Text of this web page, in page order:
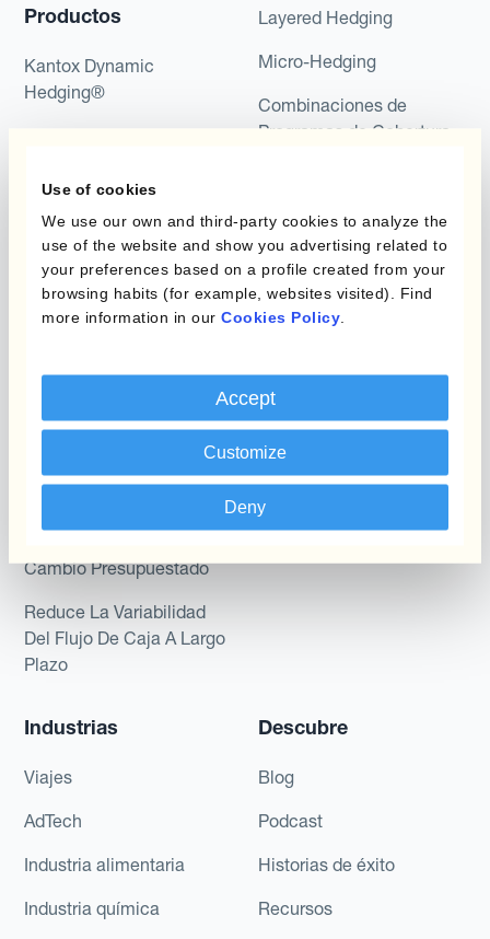
Use of cookies
We use our own and third-party cookies to analyze the
use of the website and show you advertising related to
your preferences based on a profile created from your
browsing habits (for example, websites visited). Find
more information in our Cookies Policy
Accept
Customize
Deny
Productos
Kantox Dynamic
Hedging®
Dynamic Pricing
Payments & Collections
pérdidas cambiarias
Proteger Los Márgenes
Cambio Presupuestado
Reduce La Variabilidad
Del Flujo De Caja A Largo
Plazo
Layered Hedging
Micro-Hedging
Combinaciones de
Programas de Cobertura
Kantox para Directores
Financieros
Kantox para Tesoreros
Kantox for Mid-Sized
Businesses
Industrias
Viajes
AdTech
Industria alimentaria
Industria química
Descubre
Blog
Podcast
Historias de éxito
Recursos